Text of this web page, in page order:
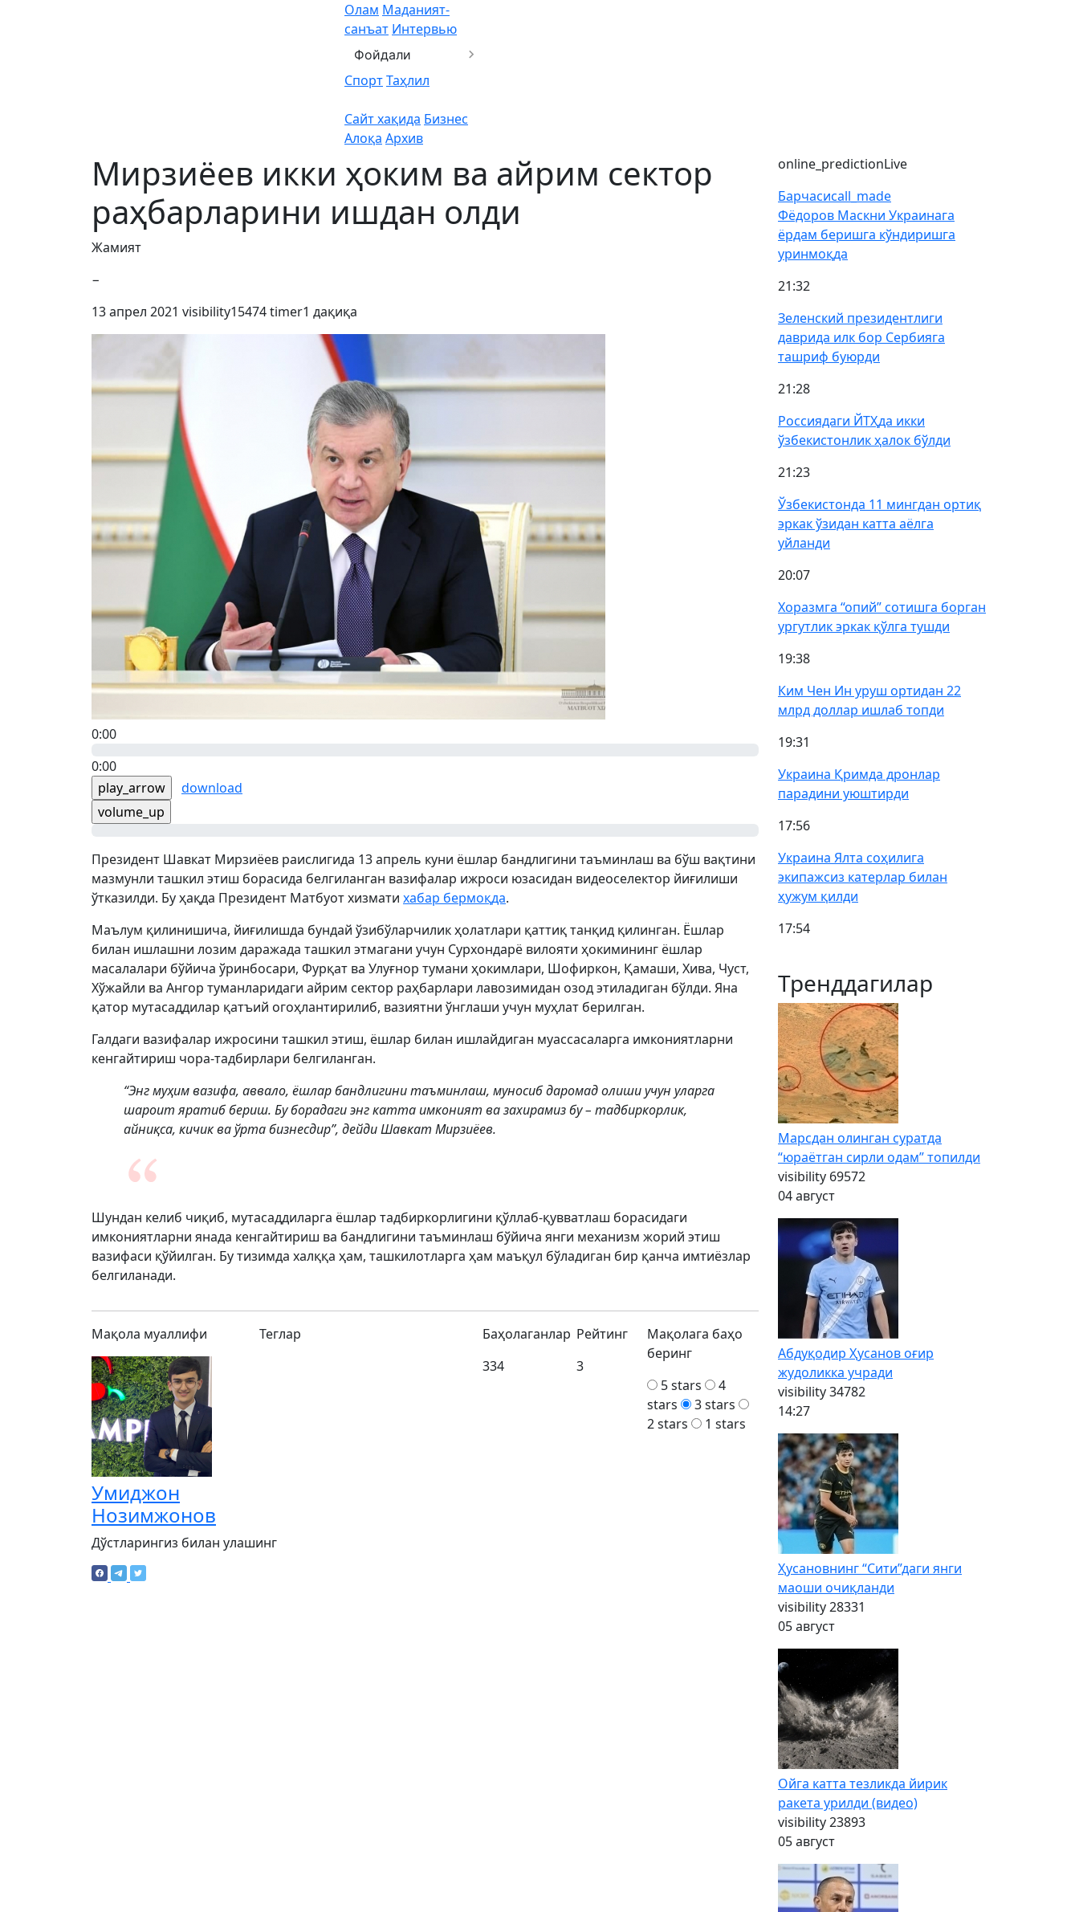
Олам Маданият-
санъат Интервью
Фойдали
СпортТаҳлил
Сайт хақида Бизнес
Алоқа Архив
Мирзиёев икки ҳоким ва айрим сектор
раҳбарларини ишдан олди
Жамият
−
13 апрел 2021 visibility15474timer1 дақиқа
0:00
0:00
play_arrow
download
volume_up
Президент Шавкат Мирзиёев раислигида 13 апрель куни ёшлар бандлигини таъминлаш ва бўш вақтини
мазмунли ташкил этиш борасида белгиланган вазифалар ижроси юзасидан видеоселектор йиғилиши
ўтказилди. Бу ҳақда Президент Матбуот хизмати хабар бермоқда.
Маълум қилинишича, йиғилишда бундай ўзибўларчилик ҳолатлари қаттиқ танқид қилинган. Ёшлар
билан ишлашни лозим даражада ташкил этмагани учун Сурхондарё вилояти ҳокимининг ёшлар
масалалари бўйича ўринбосари, Фурқат ва Улуғнор тумани ҳокимлари, Шофиркон, Қамаши, Хива, Чуст,
Хўжайли ва Ангор туманларидаги айрим сектор раҳбарлари лавозимидан озод этиладиган бўлди. Яна
қатор мутасаддилар қатъий огоҳлантирилиб, вазиятни ўнглаши учун муҳлат берилган.
Галдаги вазифалар ижросини ташкил этиш, ёшлар билан ишлайдиган муассасаларга имкониятларни
кенгайтириш чора-тадбирлари белгиланган.
“Энг муҳим вазифа, аввало, ёшлар бандлигини таъминлаш, муносиб даромад олиши учун уларга
шароит яратиб бериш. Бу борадаги энг катта имконият ва захирамиз бу – тадбиркорлик,
айниқса, кичик ва ўрта бизнесдир”, дейди Шавкат Мирзиёев.
Шундан келиб чиқиб, мутасаддиларга ёшлар тадбиркорлигини қўллаб-қувватлаш борасидаги
имкониятларни янада кенгайтириш ва бандлигини таъминлаш бўйича янги механизм жорий этиш
вазифаси қўйилган. Бу тизимда халққа ҳам, ташкилотларга ҳам маъқул бўладиган бир қанча имтиёзлар
белгиланади.
Мақола муаллифи
Умиджон
Нозимжонов
Теглар
Баҳолаганлар
334
Рейтинг
3
Мақолага баҳо
беринг
5 stars
4
stars
3 stars
2 stars
1 stars
Дўстларингиз билан улашинг
online_predictionLive
Барчасиcall_made
Фёдоров Маскни Украинага
ёрдам беришга кўндиришга
уринмоқда
21:32
Зеленский президентлиги
даврида илк бор Сербияга
ташриф буюрди
21:28
Россиядаги ЙТҲда икки
ўзбекистонлик ҳалок бўлди
21:23
Ўзбекистонда 11 мингдан ортиқ
эркак ўзидан катта аёлга
уйланди
20:07
Хоразмга “опий” сотишга борган
ургутлик эркак қўлга тушди
19:38
Ким Чен Ин уруш ортидан 22
млрд доллар ишлаб топди
19:31
Украина Қримда дронлар
парадини уюштирди
17:56
Украина Ялта соҳилига
экипажсиз катерлар билан
ҳужум қилди
17:54
Тренддагилар
Марсдан олинган суратда
“юраётган сирли одам” топилди
visibility 69572
04 август
Абдуқодир Ҳусанов оғир
жудоликка учради
visibility34782
14:27
Ҳусановнинг “Сити”даги янги
маоши очиқланди
visibility28331
05 август
Ойга катта тезликда йирик
ракета урилди (видео)
visibility23893
05 август